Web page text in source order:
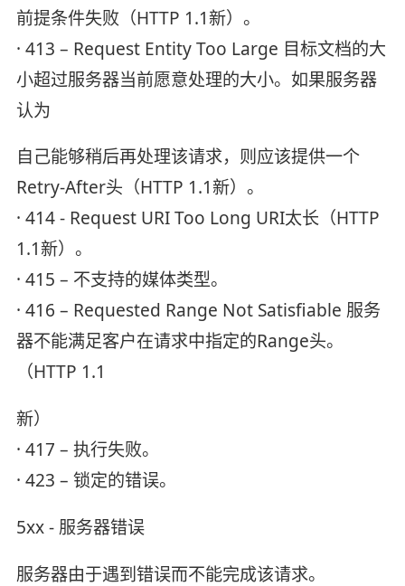
前提条件失败（HTTP 1.1新）。
· 413 – Request Entity Too Large 目标文档的大
小超过服务器当前愿意处理的大小。如果服务器
认为
自己能够稍后再处理该请求，则应该提供一个
Retry-After头（HTTP 1.1新）。
· 414 - Request URI Too Long URI太长（HTTP
1.1新）。
· 415 – 不支持的媒体类型。
· 416 – Requested Range Not Satisfiable 服务
器不能满足客户在请求中指定的Range头。
（HTTP 1.1
新）
· 417 – 执行失败。
· 423 – 锁定的错误。
5xx - 服务器错误
服务器由于遇到错误而不能完成该请求。